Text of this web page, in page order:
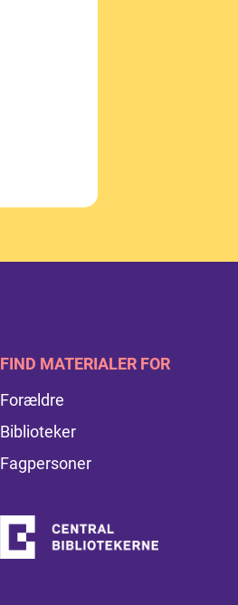
FIND MATERIALER FOR
Forældre
Biblioteker
Fagpersoner